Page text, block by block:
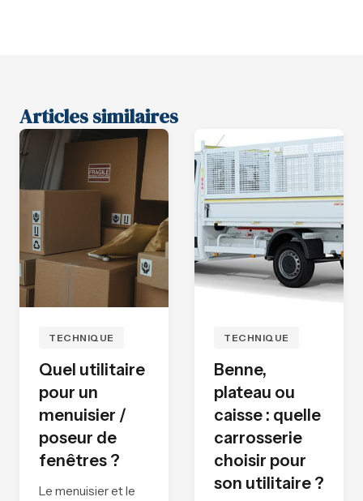
Articles similaires
TECHNIQUE
Quel utilitaire
pour un
menuisier /
poseur de
fenêtres ?
Le menuisier et le
TECHNIQUE
Benne,
plateau ou
caisse : quelle
carrosserie
choisir pour
son utilitaire ?